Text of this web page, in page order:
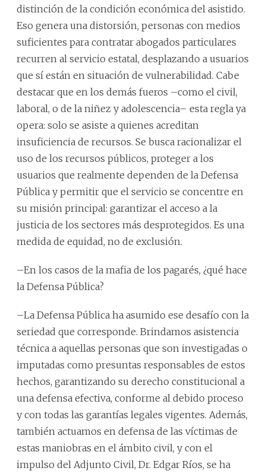
distinción de la condición económica del asistido.
Eso genera una distorsión, personas con medios
suficientes para contratar abogados particulares
recurren al servicio estatal, desplazando a usuarios
que sí están en situación de vulnerabilidad. Cabe
destacar que en los demás fueros –como el civil,
laboral, o de la niñez y adolescencia– esta regla ya
opera: solo se asiste a quienes acreditan
insuficiencia de recursos. Se busca racionalizar el
uso de los recursos públicos, proteger a los
usuarios que realmente dependen de la Defensa
Pública y permitir que el servicio se concentre en
su misión principal: garantizar el acceso a la
justicia de los sectores más desprotegidos. Es una
medida de equidad, no de exclusión.
–En los casos de la mafia de los pagarés, ¿qué hace
la Defensa Pública?
–La Defensa Pública ha asumido ese desafío con la
seriedad que corresponde. Brindamos asistencia
técnica a aquellas personas que son investigadas o
imputadas como presuntas responsables de estos
hechos, garantizando su derecho constitucional a
una defensa efectiva, conforme al debido proceso
y con todas las garantías legales vigentes. Además,
también actuamos en defensa de las víctimas de
estas maniobras en el ámbito civil, y con el
impulso del Adjunto Civil, Dr. Edgar Ríos, se ha